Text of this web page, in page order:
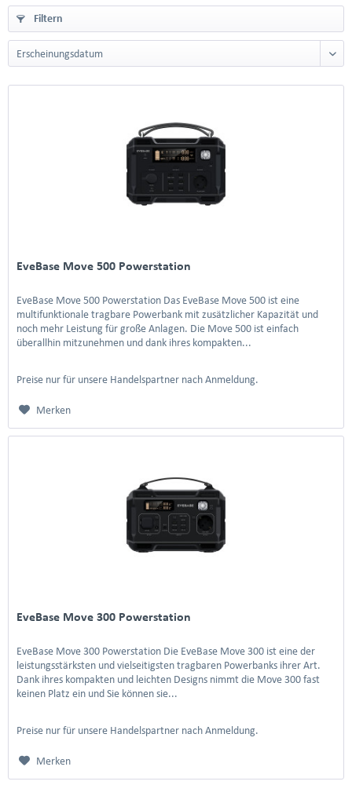
Filtern
EveBase Move 500 Powerstation
EveBase Move 500 Powerstation Das EveBase Move 500 ist eine
multifunktionale tragbare Powerbank mit zusätzlicher Kapazität und
noch mehr Leistung für große Anlagen. Die Move 500 ist einfach
überallhin mitzunehmen und dank ihres kompakten...
Preise nur für unsere Handelspartner nach Anmeldung.
Merken
EveBase Move 300 Powerstation
EveBase Move 300 Powerstation Die EveBase Move 300 ist eine der
leistungsstärksten und vielseitigsten tragbaren Powerbanks ihrer Art.
Dank ihres kompakten und leichten Designs nimmt die Move 300 fast
keinen Platz ein und Sie können sie...
Preise nur für unsere Handelspartner nach Anmeldung.
Merken